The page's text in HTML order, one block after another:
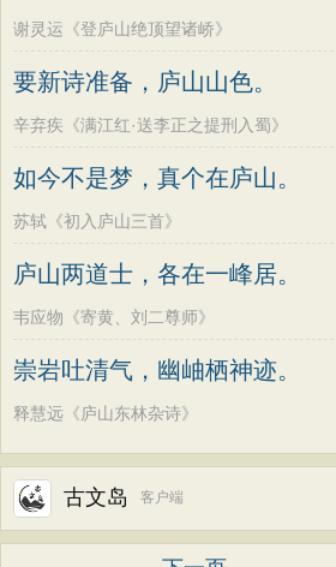
谢灵运《登庐山绝顶望诸峤》
要新诗准备，庐山山色。
辛弃疾《满江红·送李正之提刑入蜀》
如今不是梦，真个在庐山。
苏轼《初入庐山三首》
庐山两道士，各在一峰居。
韦应物《寄黄、刘二尊师》
崇岩吐清气，幽岫栖神迹。
释慧远《庐山东林杂诗》
古文岛 客户端